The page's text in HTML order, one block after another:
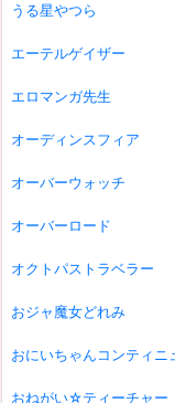
うる星やつら
エーテルゲイザー
エロマンガ先生
オーディンスフィア
オーバーウォッチ
オーバーロード
オクトパストラベラー
おジャ魔女どれみ
おにいちゃんコンティニ
おねがい☆ティーチャー